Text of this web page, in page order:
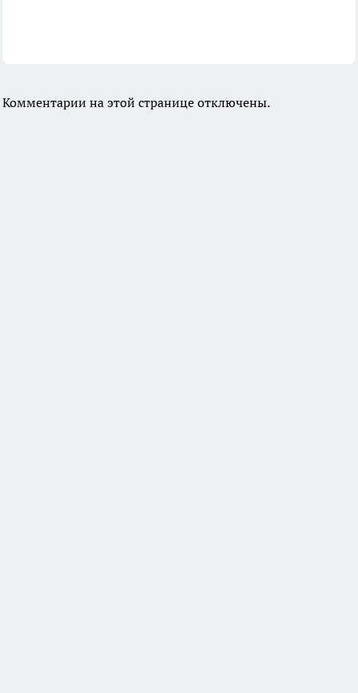
Комментарии на этой странице отключены.